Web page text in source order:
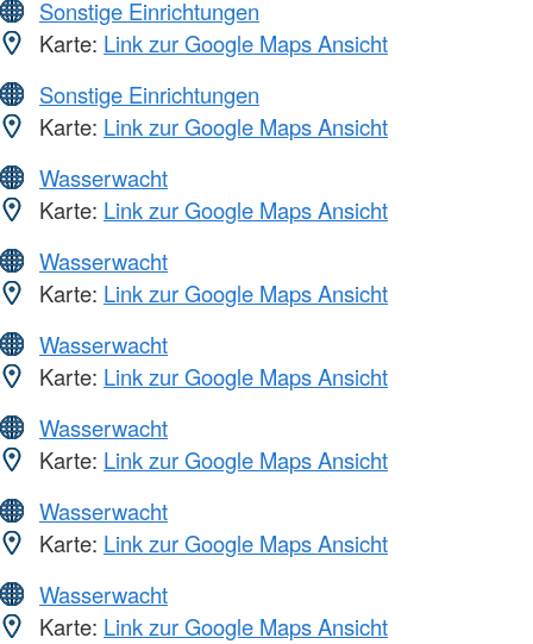
Sonstige Einrichtungen
Karte: Link zur Google Maps Ansicht
Sonstige Einrichtungen
Karte: Link zur Google Maps Ansicht
Wasserwacht
Karte: Link zur Google Maps Ansicht
Wasserwacht
Karte: Link zur Google Maps Ansicht
Wasserwacht
Karte: Link zur Google Maps Ansicht
Wasserwacht
Karte: Link zur Google Maps Ansicht
Wasserwacht
Karte: Link zur Google Maps Ansicht
Wasserwacht
Karte: Link zur Google Maps Ansicht